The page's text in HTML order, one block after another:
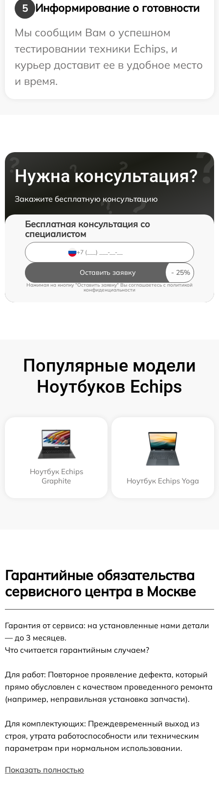
5
Информирование о готовности
Мы сообщим Вам о успешном
тестировании техники Echips, и
курьер доставит ее в удобное место
и время.
Нужна консультация?
Закажите бесплатную консультацию
Бесплатная консультация со
специалистом
Оставить заявку
Нажимая на кнопку "Оставить заявку" Вы соглашаетесь cполитикой
конфиденциальности
Популярные модели
Ноутбуков Echips
Ноутбук Echips
Graphite
Ноутбук Echips Yoga
Гарантийные обязательства
сервисного центра в Москве
Гарантия от сервиса: на установленные нами детали
— до 3 месяцев.
Что считается гарантийным случаем?
Для работ: Повторное проявление дефекта, который
прямо обусловлен с качеством проведенного ремонта
(например, неправильная установка запчасти).
Для комплектующих: Преждевременный выход из
строя, утрата работоспособности или техническим
параметрам при нормальном использовании.
Показать полностью